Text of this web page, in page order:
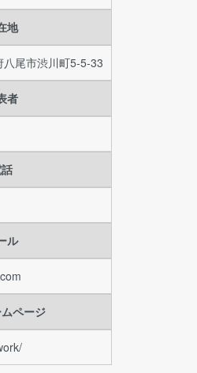
地
尾市渋川町5-5-33
者
ル
ページ